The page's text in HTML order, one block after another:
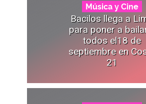
Música y Cine
Bacilos llega a
para poner a
todos el18 de
septiembre en
21